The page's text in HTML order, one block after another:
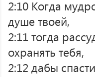
2:10 Когда
душе твоей,
2:11 тогда
охранять тебя,
2:12 дабы